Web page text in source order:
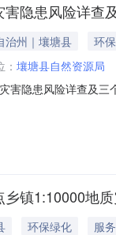
隐患风险详
治州｜壤塘县
环
壤塘县自然资源局
害隐患风险详查及
四、
镇1:10000地
环保绿化
服务